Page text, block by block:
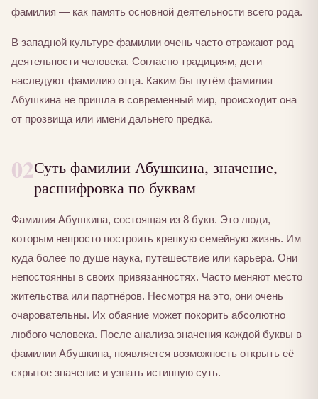
фамилия — как память основной деятельности всего рода.
В западной культуре фамилии очень часто отражают род
деятельности человека. Согласно традициям, дети
наследуют фамилию отца. Каким бы путём фамилия
Абушкина не пришла в современный мир, происходит она
от прозвища или имени дальнего предка.
02Суть фамилии Абушкина, значение,
расшифровка по буквам
Фамилия Абушкина, состоящая из 8 букв. Это люди,
которым непросто построить крепкую семейную жизнь. Им
куда более по душе наука, путешествие или карьера. Они
непостоянны в своих привязанностях. Часто меняют место
жительства или партнёров. Несмотря на это, они очень
очаровательны. Их обаяние может покорить абсолютно
любого человека. После анализа значения каждой буквы в
фамилии Абушкина, появляется возможность открыть её
скрытое значение и узнать истинную суть.